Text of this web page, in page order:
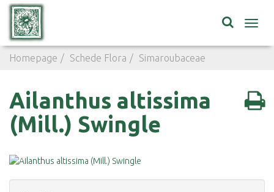
Homepage Schede Flora Simaroubaceae
Ailanthus altissima
(Mill.) Swingle